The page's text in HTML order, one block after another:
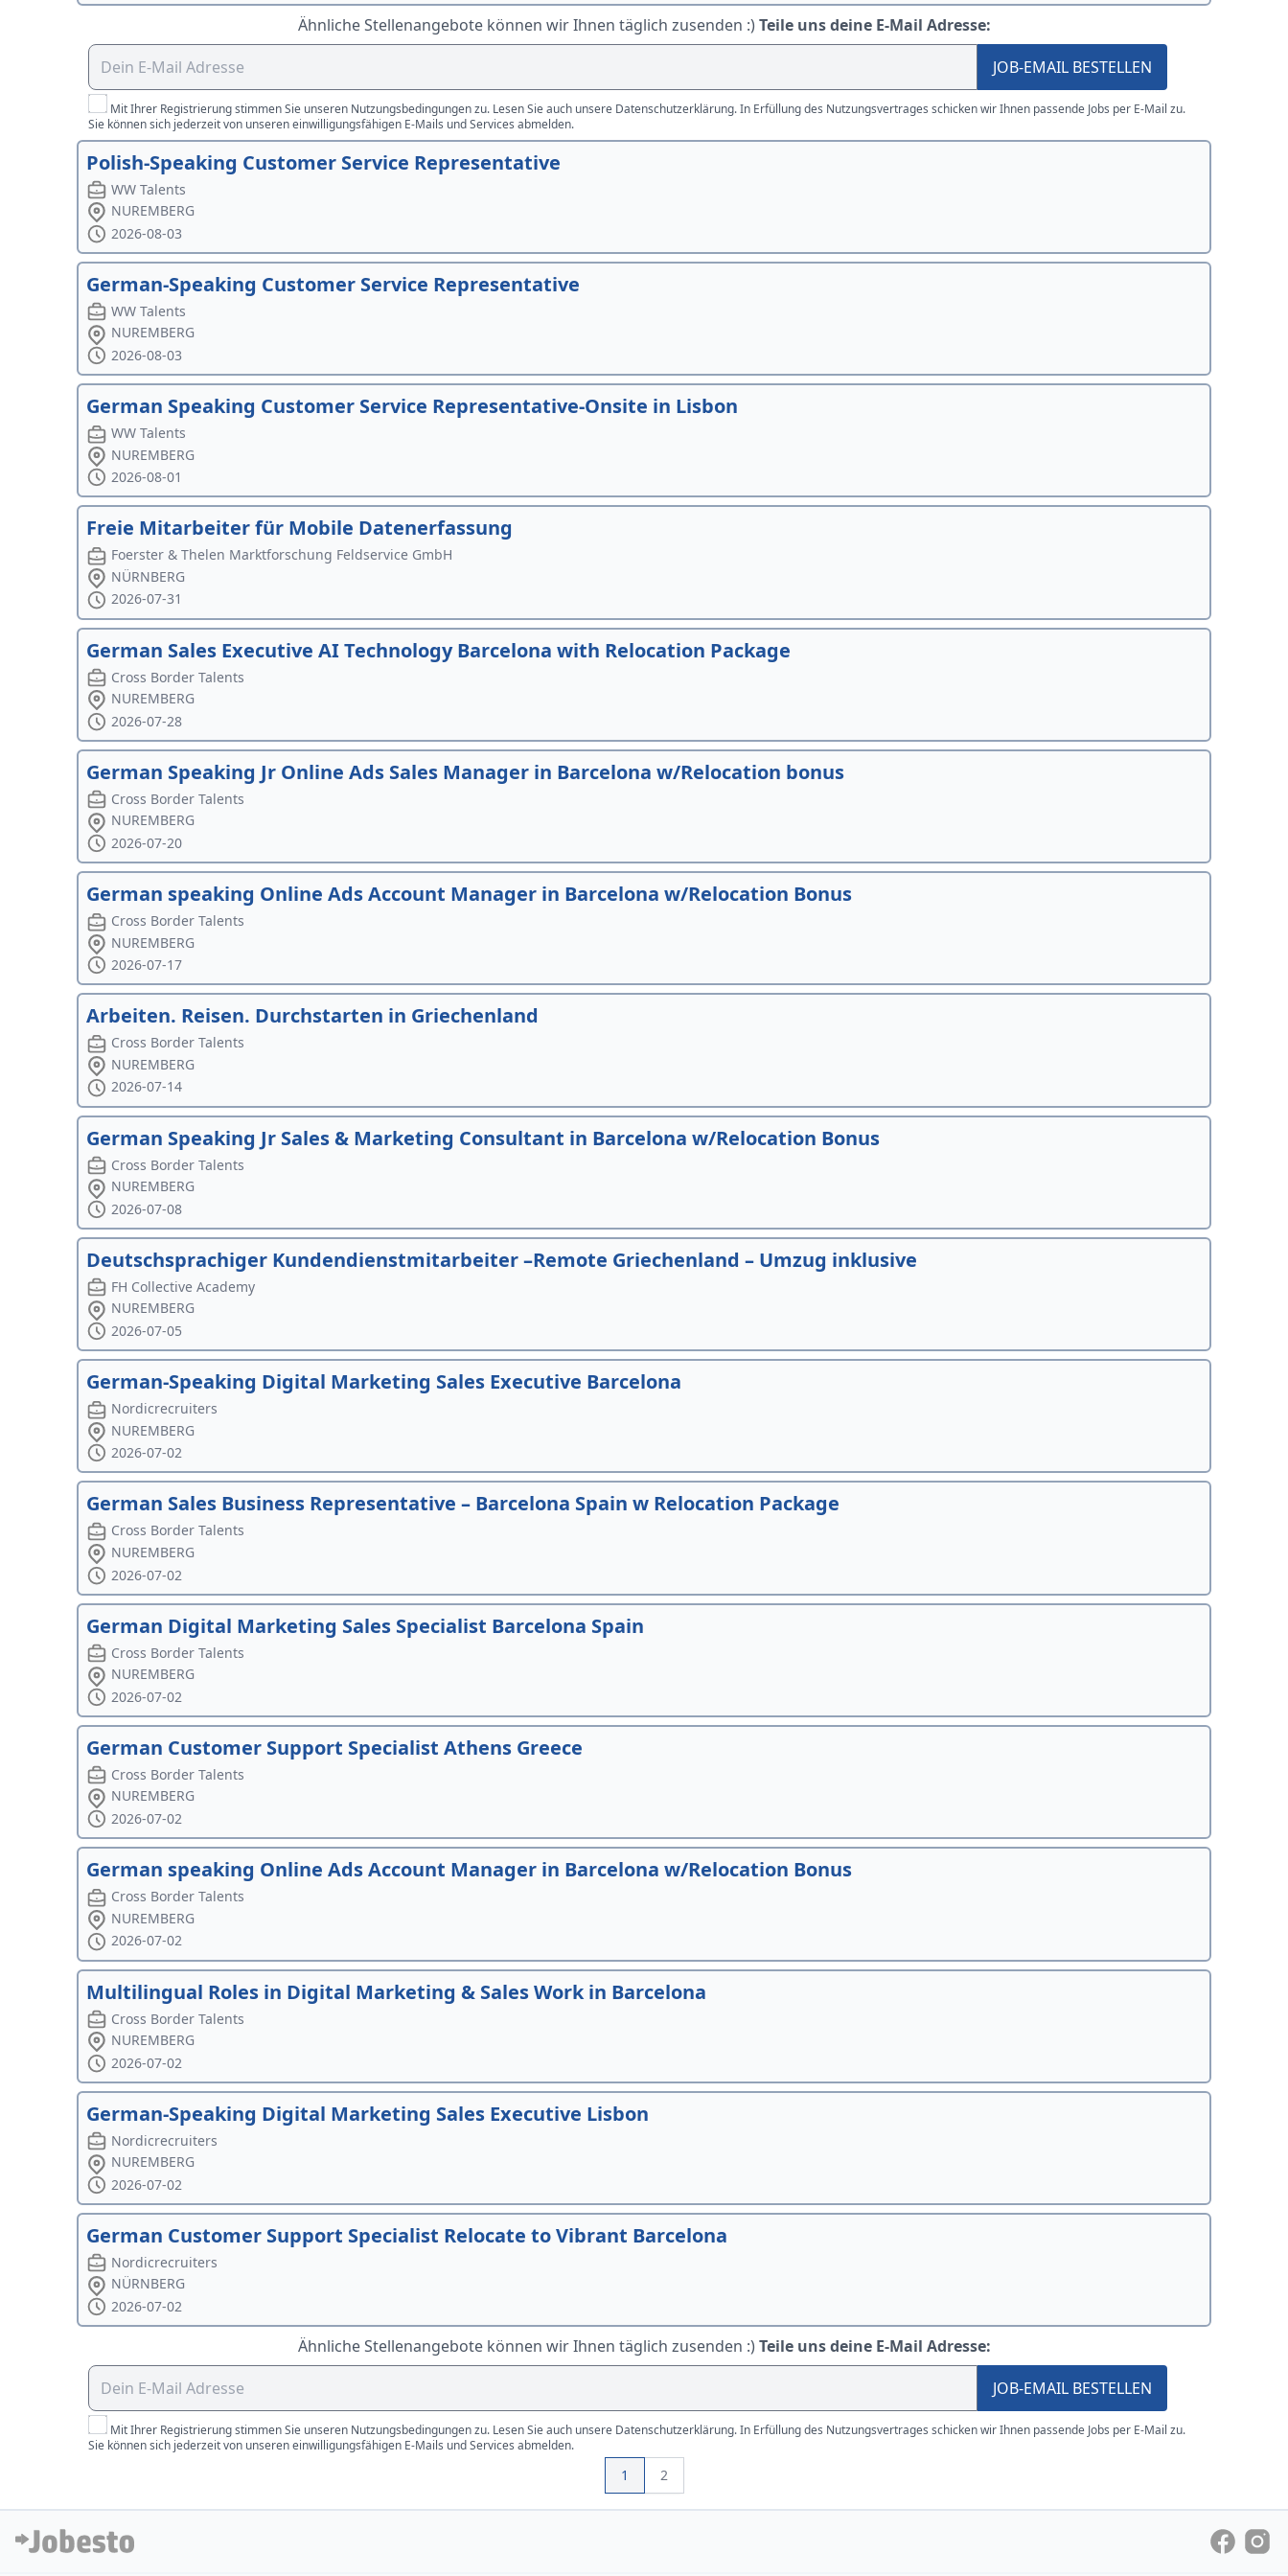
Ähnliche Stellenangebote können wir Ihnen täglich zusenden :) Teile uns deine E-Mail Adresse:
JOB-EMAIL BESTELLEN
Mit Ihrer Registrierung stimmen Sie unseren Nutzungsbedingungen zu. Lesen Sie auch unsere Datenschutzerklärung. In Erfüllung des Nutzungsvertrages schicken wir Ihnen passende Jobs per E-Mail zu.
Sie können sich jederzeit von unseren einwilligungsfähigen E-Mails und Services abmelden.
Polish-Speaking Customer Service Representative
WW Talents
NUREMBERG
2026-08-03
German-Speaking Customer Service Representative
WW Talents
NUREMBERG
2026-08-03
German Speaking Customer Service Representative-Onsite in Lisbon
WW Talents
NUREMBERG
2026-08-01
Freie Mitarbeiter für Mobile Datenerfassung
Foerster & Thelen Marktforschung Feldservice GmbH
NÜRNBERG
2026-07-31
German Sales Executive AI Technology Barcelona with Relocation Package
Cross Border Talents
NUREMBERG
2026-07-28
German Speaking Jr Online Ads Sales Manager in Barcelona w/Relocation bonus
Cross Border Talents
NUREMBERG
2026-07-20
German speaking Online Ads Account Manager in Barcelona w/Relocation Bonus
Cross Border Talents
NUREMBERG
2026-07-17
Arbeiten. Reisen. Durchstarten in Griechenland
Cross Border Talents
NUREMBERG
2026-07-14
German Speaking Jr Sales & Marketing Consultant in Barcelona w/Relocation Bonus
Cross Border Talents
NUREMBERG
2026-07-08
Deutschsprachiger Kundendienstmitarbeiter –Remote Griechenland – Umzug inklusive
FH Collective Academy
NUREMBERG
2026-07-05
German-Speaking Digital Marketing Sales Executive Barcelona
Nordicrecruiters
NUREMBERG
2026-07-02
German Sales Business Representative – Barcelona Spain w Relocation Package
Cross Border Talents
NUREMBERG
2026-07-02
German Digital Marketing Sales Specialist Barcelona Spain
Cross Border Talents
NUREMBERG
2026-07-02
German Customer Support Specialist Athens Greece
Cross Border Talents
NUREMBERG
2026-07-02
German speaking Online Ads Account Manager in Barcelona w/Relocation Bonus
Cross Border Talents
NUREMBERG
2026-07-02
Multilingual Roles in Digital Marketing & Sales Work in Barcelona
Cross Border Talents
NUREMBERG
2026-07-02
German-Speaking Digital Marketing Sales Executive Lisbon
Nordicrecruiters
NUREMBERG
2026-07-02
German Customer Support Specialist Relocate to Vibrant Barcelona
Nordicrecruiters
NÜRNBERG
2026-07-02
Ähnliche Stellenangebote können wir Ihnen täglich zusenden :) Teile uns deine E-Mail Adresse:
JOB-EMAIL BESTELLEN
Mit Ihrer Registrierung stimmen Sie unseren Nutzungsbedingungen zu. Lesen Sie auch unsere Datenschutzerklärung. In Erfüllung des Nutzungsvertrages schicken wir Ihnen passende Jobs per E-Mail zu.
Sie können sich jederzeit von unseren einwilligungsfähigen E-Mails und Services abmelden.
1 2